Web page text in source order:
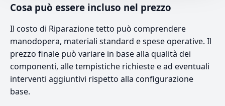
Cosa può essere incluso nel prezzo
Il costo di Riparazione tetto può comprendere
manodopera, materiali standard e spese operative. Il
prezzo finale può variare in base alla qualità dei
componenti, alle tempistiche richieste e ad eventuali
interventi aggiuntivi rispetto alla configurazione
base.